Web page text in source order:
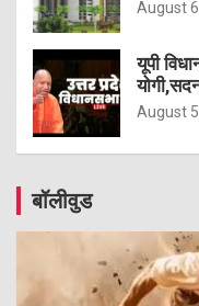
August
यूपी
August
बॉलीवुड